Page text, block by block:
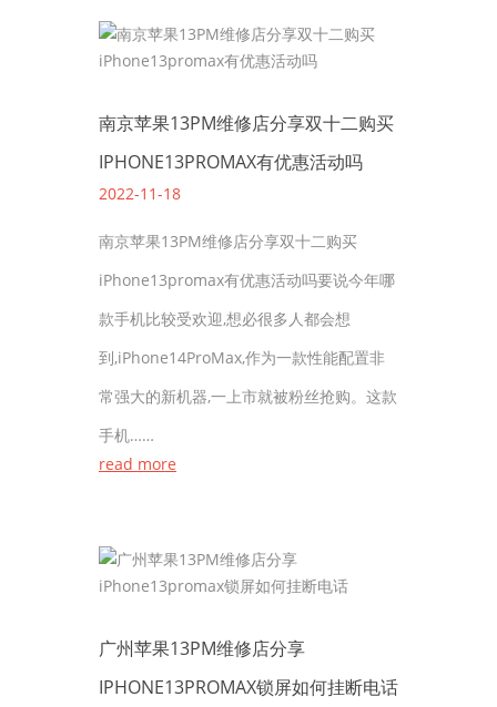
南京苹果13PM维修店分享双十二购买
IPHONE13PROMAX有优惠活动吗
2022-11-18
南京苹果13PM维修店分享双十二购买
iPhone13promax有优惠活动吗要说今年哪
款手机比较受欢迎,想必很多人都会想
到,iPhone14ProMax,作为一款性能配置非
常强大的新机器,一上市就被粉丝抢购。这款
手机……
read more
广州苹果13PM维修店分享
IPHONE13PROMAX锁屏如何挂断电话